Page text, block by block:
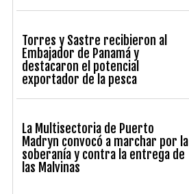
Torres y Sastre recibieron al
Embajador de Panamá y
destacaron el potencial
exportador de la pesca
La Multisectoria de Puerto
Madryn convocó a marchar por la
soberanía y contra la entrega de
las Malvinas